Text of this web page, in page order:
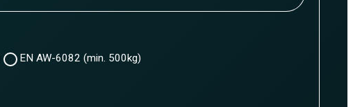
EN AW-6082 (min. 500kg)